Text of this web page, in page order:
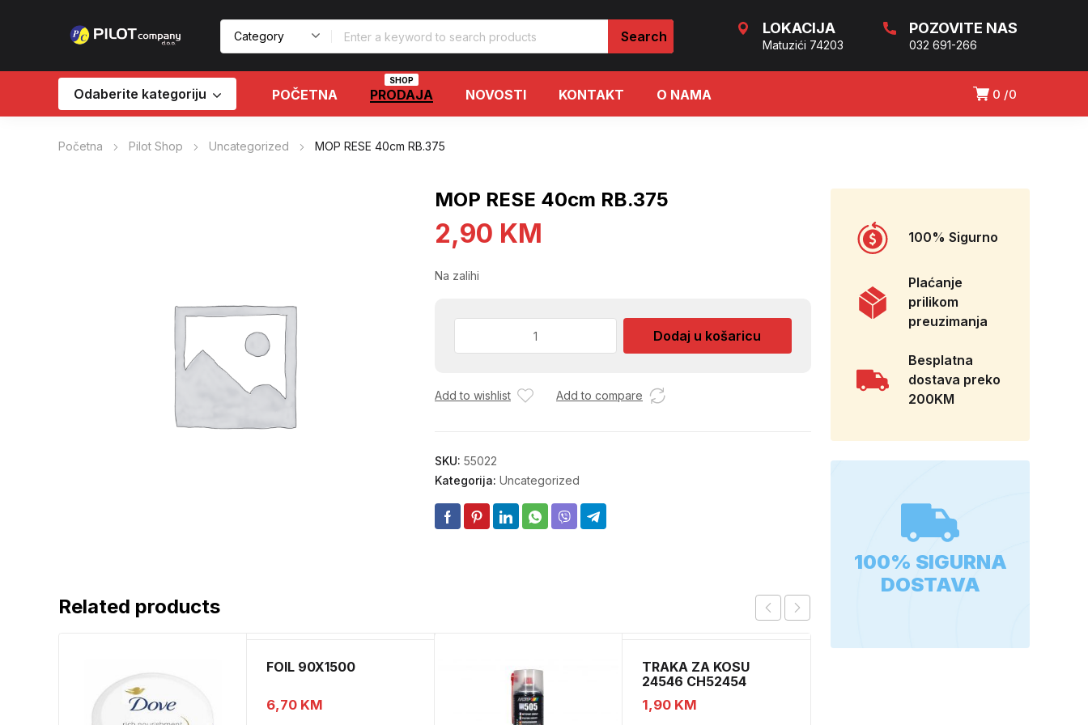
LOKACIJA
Matuzići 74203
POZOVITE NAS
032 691-266
0 0
Odaberite kategoriju POČETNA PRODAJA
SHOP
NOVOSTI KONTAKT O NAMA
Početna Pilot Shop Uncategorized MOP RESE 40cm RB.375
MOP RESE 40cm RB.375
2,90 KM
Na zalihi
količina
Dodaj u košaricu
Add to wishlist Add to compare
SKU: 55022
Kategorija: Uncategorized
Related products
FOIL 90X1500
6,70 KM
TRAKA ZA KOSU
24546 CH52454
1,90 KM
100% Sigurno
Plaćanje
prilikom
preuzimanja
Besplatna
dostava preko
200KM
100% SIGURNA
DOSTAVA